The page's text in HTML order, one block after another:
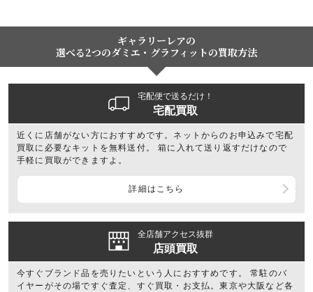
ギャラリーレアの
選べる2つのダミエ・グラフィットの買取方法
宅配便で送るだけ！
宅配買取
近くに店舗がない方におすすめです。ネットからのお申込みで宅配
買取に必要なキットを無料送付。 箱に入れて送り返すだけなので
手軽に買取ができますよ。
詳細はこちら
全店舗アクセス抜群
店頭買取
今すぐブランド品を売りたいという人におすすめです。 常駐のバ
イヤーがその場ですぐ査定、すぐ買取・お支払。東京や大阪など各